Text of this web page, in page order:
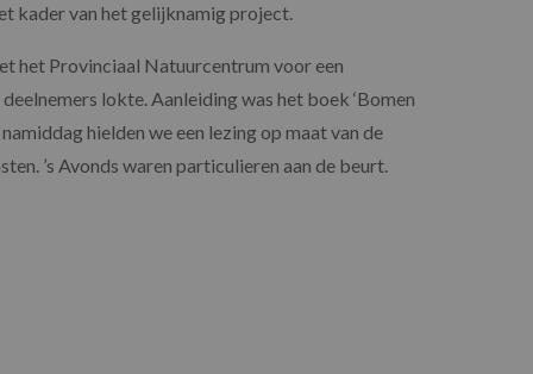
kader van het gelijknamig project.
het Provinciaal Natuurcentrum voor een
lokte. Aanleiding was het boek ‘Bomen
hielden we een lezing op maat van de
’s Avonds waren particulieren aan de beurt.